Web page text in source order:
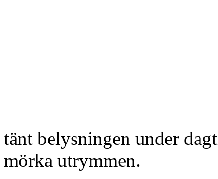
tänt belysningen under
mörka utrymmen.